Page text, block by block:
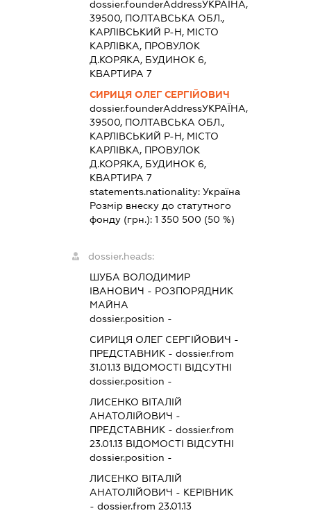
dossier.founderAddressУКРАЇНА,
39500, ПОЛТАВСЬКА ОБЛ.,
КАРЛІВСЬКИЙ Р-Н, МІСТО
КАРЛІВКА, ПРОВУЛОК
Д.КОРЯКА, БУДИНОК 6,
КВАРТИРА 7
СИРИЦЯ ОЛЕГ СЕРГІЙОВИЧ
dossier.founderAddressУКРАЇНА,
39500, ПОЛТАВСЬКА ОБЛ.,
КАРЛІВСЬКИЙ Р-Н, МІСТО
КАРЛІВКА, ПРОВУЛОК
Д.КОРЯКА, БУДИНОК 6,
КВАРТИРА 7
statements.nationality:Україна
Розмір внеску до статутного
фонду (грн.):1 350 500 (50 %)
dossier.heads:
ШУБА ВОЛОДИМИР
ІВАНОВИЧ - РОЗПОРЯДНИК
МАЙНА
dossier.position -
СИРИЦЯ ОЛЕГ СЕРГІЙОВИЧ -
ПРЕДСТАВНИК - dossier.from
31.01.13 ВІДОМОСТІ ВІДСУТНІ
dossier.position -
ЛИСЕНКО ВІТАЛІЙ
АНАТОЛІЙОВИЧ -
ПРЕДСТАВНИК - dossier.from
23.01.13 ВІДОМОСТІ ВІДСУТНІ
dossier.position -
ЛИСЕНКО ВІТАЛІЙ
АНАТОЛІЙОВИЧ - КЕРІВНИК
- dossier.from 23.01.13